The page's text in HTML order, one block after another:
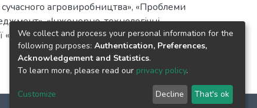
сучасного агровиробництва», «Проблеми
«Інженерно-технологічні
технології вирощування,
в Уманському національному
Next
We collect and process your personal information for the
following purposes: Authentication, Preferences,
Acknowledgement and Statistics.
To learn more, please read our privacy policy.
Customize Decline That's ok